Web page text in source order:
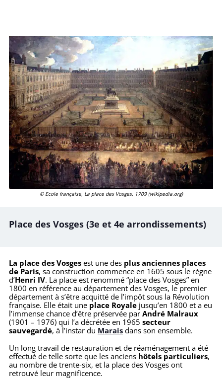
Place des Vosges (3e et 4e arrondissements)
La place des Vosges est une des plus anciennes places
de Paris, sa construction commence en 1605 sous le règne
d’Henri IV. La place est renommé “place des Vosges” en
1800 en référence au département des Vosges, le premier
département à s’être acquitté de l’impôt sous la Révolution
française. Elle était une place Royale jusqu’en 1800 et a eu
l’immense chance d’être préservée par André Malraux
(1901 – 1976) qui l’a décrétée en 1965 secteur
sauvegardé, à l’instar du Marais dans son ensemble.
Un long travail de restauration et de réaménagement a été
effectué de telle sorte que les anciens hôtels particuliers,
au nombre de trente-six, et la place des Vosges ont
retrouvé leur magnificence.
© Ecole française, La place des Vosges, 1709 (wikipedia.org)